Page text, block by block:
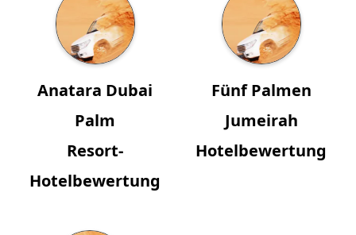
Anatara Dubai
Palm
Resort-
Hotelbewertung
Fünf Palmen
Jumeirah
Hotelbewertung